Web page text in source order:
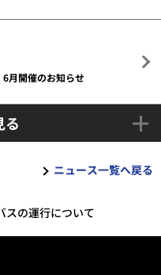
月開催のお知らせ
る
ニュース一覧へ戻る
スの運行について